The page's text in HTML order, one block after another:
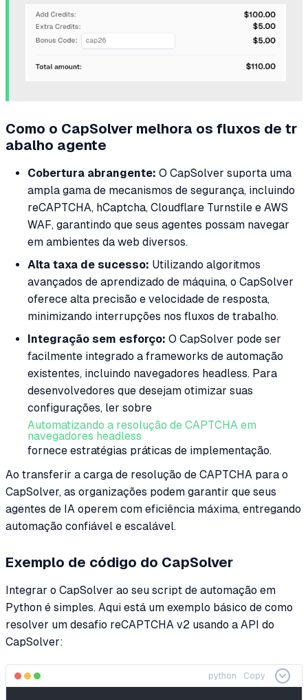
Como o CapSolver melhora os fluxos de tr
abalho agente
Cobertura abrangente: O CapSolver suporta uma
ampla gama de mecanismos de segurança, incluindo
reCAPTCHA, hCaptcha, Cloudflare Turnstile e AWS
WAF, garantindo que seus agentes possam navegar
em ambientes da web diversos.
Alta taxa de sucesso: Utilizando algoritmos
avançados de aprendizado de máquina, o CapSolver
oferece alta precisão e velocidade de resposta,
minimizando interrupções nos fluxos de trabalho.
Integração sem esforço: O CapSolver pode ser
facilmente integrado a frameworks de automação
existentes, incluindo navegadores headless. Para
desenvolvedores que desejam otimizar suas
configurações, ler sobre
Automatizando a resolução de CAPTCHA em
navegadores headless
fornece estratégias práticas de implementação.
Ao transferir a carga de resolução de CAPTCHA para o
CapSolver, as organizações podem garantir que seus
agentes de IA operem com eficiência máxima, entregando
automação confiável e escalável.
Exemplo de código do CapSolver
Integrar o CapSolver ao seu script de automação em
Python é simples. Aqui está um exemplo básico de como
resolver um desafio reCAPTCHA v2 usando a API do
CapSolver:
python Copy